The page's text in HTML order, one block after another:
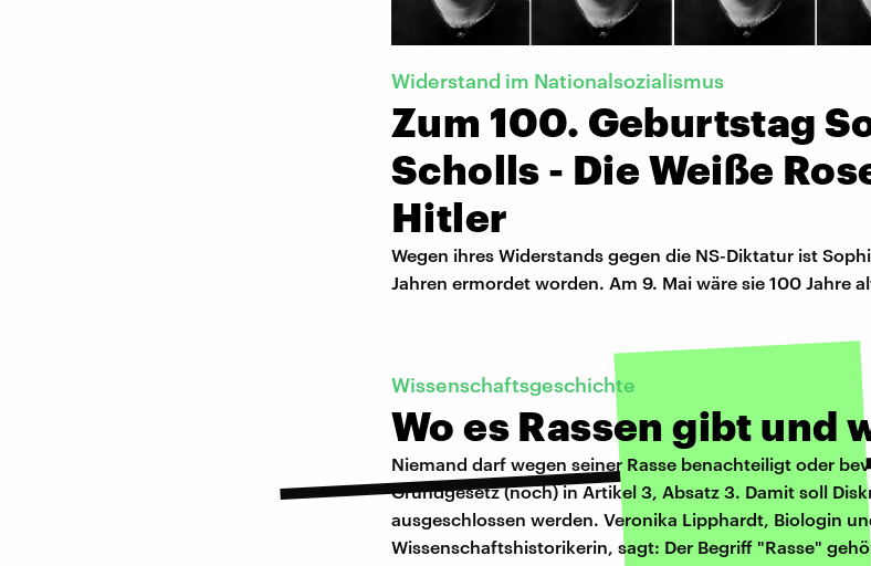
Widerstand im Nationalsozialismus
Zum 100. Geburtstag
Scholls - Die Weiße
Hitler
Wegen ihres Widerstands gegen die NS-Diktatur ist
Jahren ermordet worden. Am 9. Mai wäre sie 100 Jahre
Wissenschaftsgeschichte
Wo es Rassen gibt und
Niemand darf wegen seiner Rasse benachteiligt oder
Grundgesetz (noch) in Artikel 3, Absatz 3. Damit soll
ausgeschlossen werden. Veronika Lipphardt, Biologin
Wissenschaftshistorikerin, sagt: Der Begriff "Rasse"